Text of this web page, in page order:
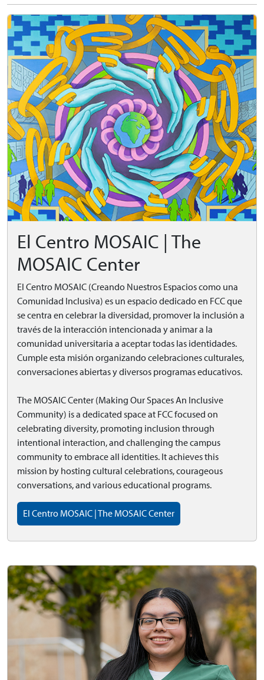
El Centro MOSAIC | The
MOSAIC Center
El Centro MOSAIC (Creando Nuestros Espacios como una
Comunidad Inclusiva) es un espacio dedicado en FCC que
se centra en celebrar la diversidad, promover la inclusión a
través de la interacción intencionada y animar a la
comunidad universitaria a aceptar todas las identidades.
Cumple esta misión organizando celebraciones culturales,
conversaciones abiertas y diversos programas educativos.
The MOSAIC Center (Making Our Spaces An Inclusive
Community) is a dedicated space at FCC focused on
celebrating diversity, promoting inclusion through
intentional interaction, and challenging the campus
community to embrace all identities. It achieves this
mission by hosting cultural celebrations, courageous
conversations, and various educational programs.
El Centro MOSAIC | The MOSAIC Center